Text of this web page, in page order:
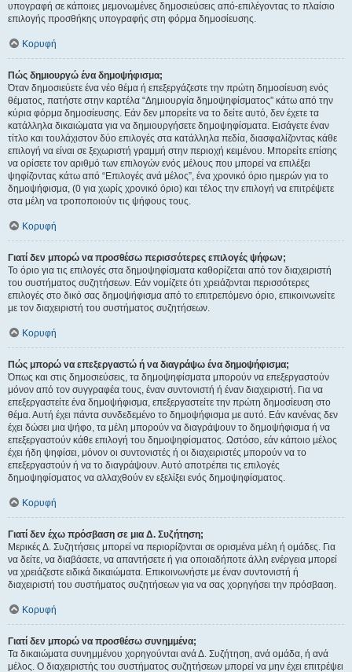
υπογραφή σε κάποιες μεμονωμένες δημοσιεύσεις από-επιλέγοντας το πλαίσιο
επιλογής προσθήκης υπογραφής στη φόρμα δημοσίευσης.
Κορυφή
Πώς δημιουργώ ένα δημοψήφισμα;
Όταν δημοσιεύετε ένα νέο θέμα ή επεξεργάζεστε την πρώτη δημοσίευση ενός
θέματος, πατήστε στην καρτέλα “Δημιουργία δημοψηφίσματος” κάτω από την
κύρια φόρμα δημοσίευσης. Εάν δεν μπορείτε να το δείτε αυτό, δεν έχετε τα
κατάλληλα δικαιώματα για να δημιουργήσετε δημοψηφίσματα. Εισάγετε έναν
τίτλο και τουλάχιστον δύο επιλογές στα κατάλληλα πεδία, διασφαλίζοντας κάθε
επιλογή να είναι σε ξεχωριστή γραμμή στην περιοχή κειμένου. Μπορείτε επίσης
να ορίσετε τον αριθμό των επιλογών ενός μέλους που μπορεί να επιλέξει
ψηφίζοντας κάτω από “Επιλογές ανά μέλος”, ένα χρονικό όριο ημερών για το
δημοψήφισμα, (0 για χωρίς χρονικό όριο) και τέλος την επιλογή να επιτρέψετε
στα μέλη να τροποποιούν τις ψήφους τους.
Κορυφή
Γιατί δεν μπορώ να προσθέσω περισσότερες επιλογές ψήφων;
Το όριο για τις επιλογές στα δημοψηφίσματα καθορίζεται από τον διαχειριστή
του συστήματος συζητήσεων. Εάν νομίζετε ότι χρειάζονται περισσότερες
επιλογές στο δικό σας δημοψήφισμα από το επιτρεπόμενο όριο, επικοινωνείτε
με τον διαχειριστή του συστήματος συζητήσεων.
Κορυφή
Πώς μπορώ να επεξεργαστώ ή να διαγράψω ένα δημοψήφισμα;
Όπως και στις δημοσιεύσεις, τα δημοψηφίσματα μπορούν να επεξεργαστούν
μόνον από τον συγγραφέα τους, έναν συντονιστή ή έναν διαχειριστή. Για να
επεξεργαστείτε ένα δημοψήφισμα, επεξεργαστείτε την πρώτη δημοσίευση στο
θέμα. Αυτή έχει πάντα συνδεδεμένο το δημοψήφισμα με αυτό. Εάν κανένας δεν
έχει δώσει μια ψήφο, τα μέλη μπορούν να διαγράψουν το δημοψήφισμα ή να
επεξεργαστούν κάθε επιλογή του δημοψηφίσματος. Ωστόσο, εάν κάποιο μέλος
έχει ήδη ψηφίσει, μόνον οι συντονιστές ή οι διαχειριστές μπορούν να το
επεξεργαστούν ή να το διαγράψουν. Αυτό αποτρέπει τις επιλογές
δημοψηφίσματος να αλλαχθούν εν εξελίξει ενός δημοψηφίσματος.
Κορυφή
Γιατί δεν έχω πρόσβαση σε μια Δ. Συζήτηση;
Μερικές Δ. Συζητήσεις μπορεί να περιορίζονται σε ορισμένα μέλη ή ομάδες. Για
να δείτε, να διαβάσετε, να απαντήσετε ή για οποιαδήποτε άλλη ενέργεια μπορεί
να χρειάζεστε ειδικά δικαιώματα. Επικοινωνήστε με έναν συντονιστή ή
διαχειριστή του συστήματος συζητήσεων για να σας χορηγήσει την πρόσβαση.
Κορυφή
Γιατί δεν μπορώ να προσθέσω συνημμένα;
Τα δικαιώματα συνημμένου χορηγούνται ανά Δ. Συζήτηση, ανά ομάδα, ή ανά
μέλος. Ο διαχειριστής του συστήματος συζητήσεων μπορεί να μην έχει επιτρέψει